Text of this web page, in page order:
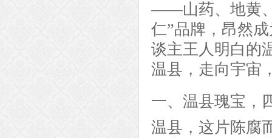
——山药、地黄
仁”品牌，昂然
谈主王人明白的
温县，走向宇宙
一、温县瑰宝，
温县，这片陈腐